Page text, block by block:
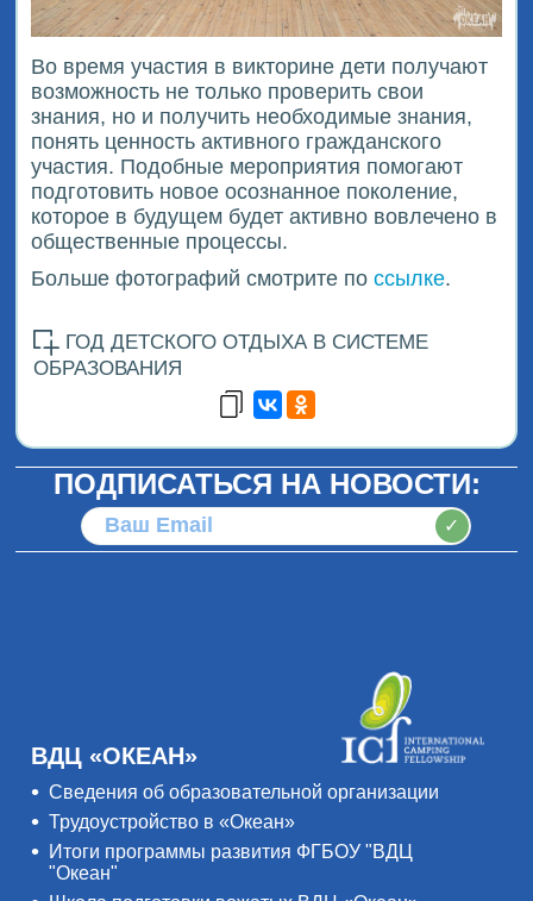
Во время участия в викторине дети получают
возможность не только проверить свои
знания, но и получить необходимые знания,
понять ценность активного гражданского
участия. Подобные мероприятия помогают
подготовить новое осознанное поколение,
которое в будущем будет активно вовлечено в
общественные процессы.
Больше фотографий смотрите поссылке.
ГОД ДЕТСКОГО ОТДЫХА В СИСТЕМЕ
ОБРАЗОВАНИЯ
ПОДПИСАТЬСЯ НА НОВОСТИ:
✓
ВДЦ «ОКЕАН»
Сведения об образовательной организации
Трудоустройство в «Океан»
Итоги программы развития ФГБОУ "ВДЦ
"Океан"